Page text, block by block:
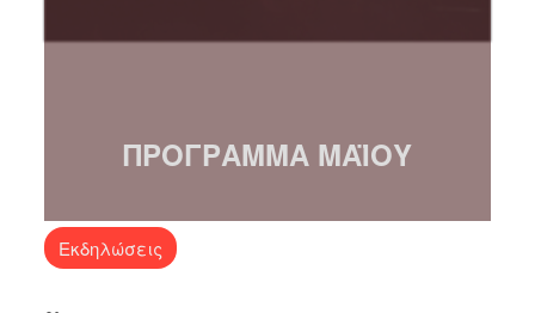
ΠΡΟΓΡΑΜΜΑ ΜΑΪΟΥ
Εκδηλώσεις